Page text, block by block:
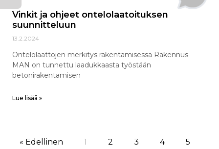
Vinkit ja ohjeet ontelolaatoituksen
suunnitteluun
13.2.2024
Ontelolaattojen merkitys rakentamisessa Rakennus
MAN on tunnettu laadukkaasta työstään
betonirakentamisen
Lue lisää »
« Edellinen 1 2 3 4
5